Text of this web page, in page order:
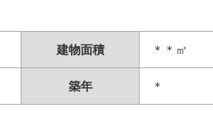
建物面積 ＊＊㎡
築年 ＊